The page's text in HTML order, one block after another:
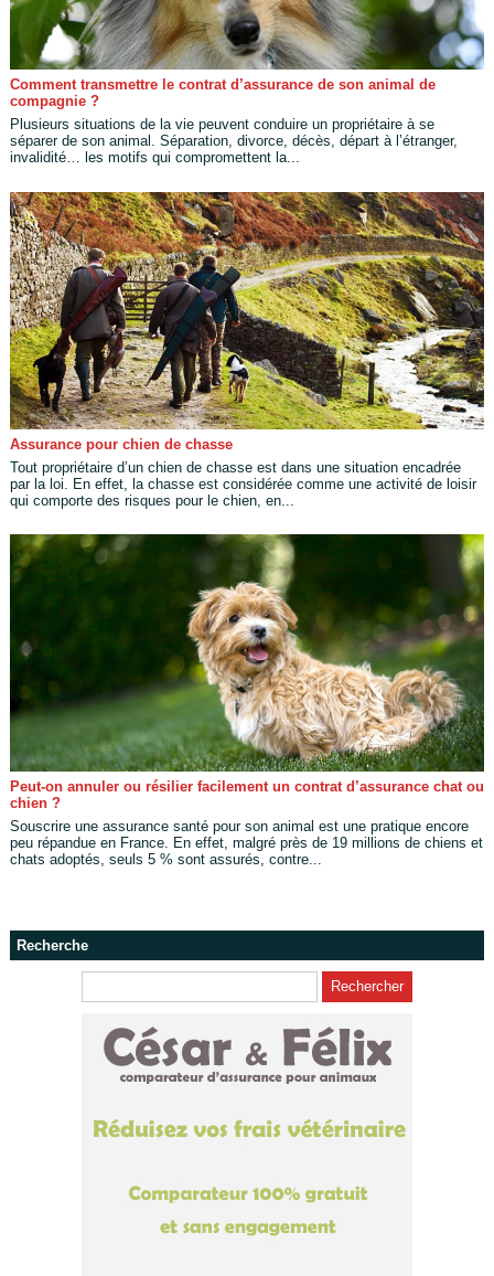
Comment transmettre le contrat d’assurance de son animal de
compagnie ?
Plusieurs situations de la vie peuvent conduire un propriétaire à se
séparer de son animal. Séparation, divorce, décès, départ à l’étranger,
invalidité… les motifs qui compromettent la...
Assurance pour chien de chasse
Tout propriétaire d’un chien de chasse est dans une situation encadrée
par la loi. En effet, la chasse est considérée comme une activité de loisir
qui comporte des risques pour le chien, en...
Peut-on annuler ou résilier facilement un contrat d’assurance chat ou
chien ?
Souscrire une assurance santé pour son animal est une pratique encore
peu répandue en France. En effet, malgré près de 19 millions de chiens et
chats adoptés, seuls 5 % sont assurés, contre...
Recherche